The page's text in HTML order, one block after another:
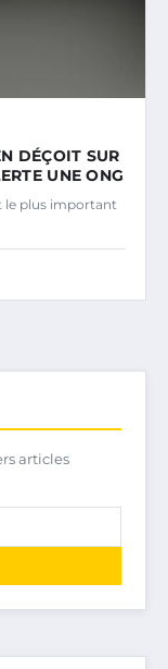
DÉÇOIT SUR
UNE ONG
le plus important
articles